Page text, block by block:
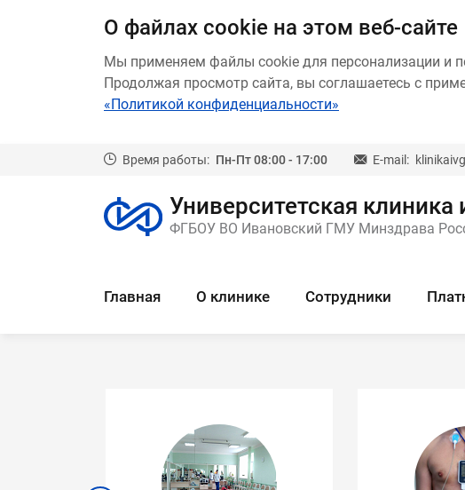
О файлах cookie на этом веб-сайте
Мы применяем файлы cookie для персонализации и
Продолжая просмотр сайта, вы соглашаетесь с
«Политикой конфиденциальности»
Время работы: Пн-Пт 08:00 - 17:00 E-mail:
Университетская
ФГБОУ ВО Ивановский ГМУ Минздрава
Главная О клинике Сотрудники